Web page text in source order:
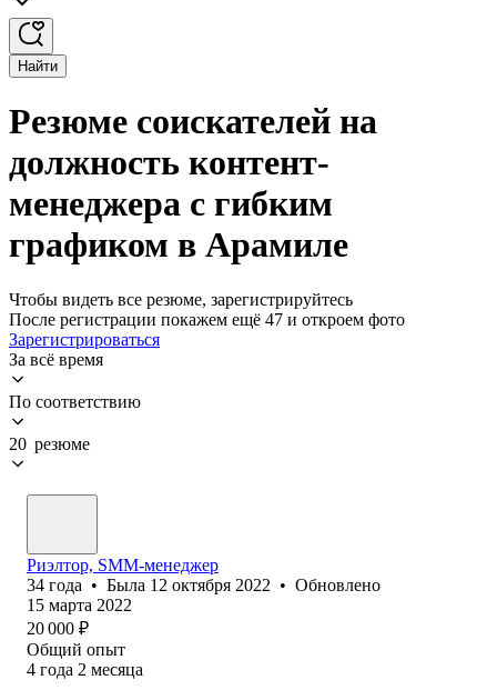
Найти
Резюме соискателей на
должность контент-
менеджера с гибким
графиком в Арамиле
Чтобы видеть все резюме, зарегистрируйтесь
После регистрации покажем ещё 47 и откроем фото
Зарегистрироваться
За всё время
По соответствию
20 резюме
Риэлтор, SMM-менеджер
34 года • Была 12 октября 2022 • Обновлено
15 марта 2022
20 000 ₽
Общий опыт
4 года 2 месяца